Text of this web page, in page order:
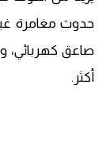
حدوث مغامرة
صاعق كهربائي،
أكثر.